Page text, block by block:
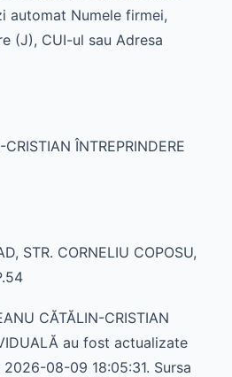
automat Numele firmei,
(J), CUI-ul sau Adresa
ÎNTREPRINDERE
STR. CORNELIU COPOSU,
CĂTĂLIN-CRISTIAN
au fost actualizate
08-09 18:05:31. Sursa